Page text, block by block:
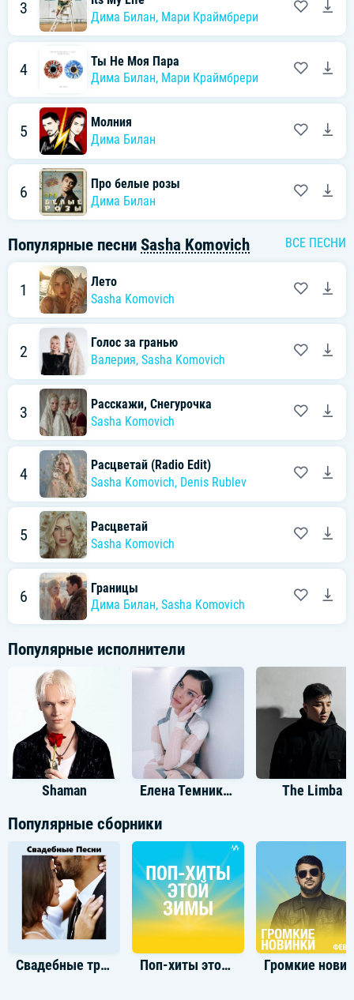
3
Дима Билан, Мари Краймбрери
4
Ты Не Моя Пара
Дима Билан, Мари Краймбрери
5
Молния
Дима Билан
6
Про белые розы
Дима Билан
Популярные песни Sasha Komovich ВСЕ ПЕСНИ
1
Лето
Sasha Komovich
2
Голос за гранью
Валерия, Sasha Komovich
3
Расскажи, Снегурочка
Sasha Komovich
4
Расцветай (Radio Edit)
Sasha Komovich, Denis Rublev
5
Расцветай
Sasha Komovich
6
Границы
Дима Билан, Sasha Komovich
Популярные исполнители
Shaman Елена Темникова The Limba
Популярные сборники
Свадебные треки Поп-хиты этой зимы